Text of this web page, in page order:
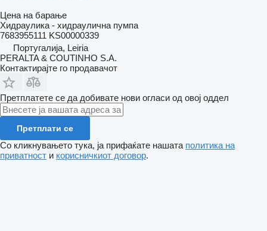
Цена на барање
Хидраулика - хидраулична пумпа
7683955111 KS00000339
Португалија, Leiria
PERALTA & COUTINHO S.A.
Контактирајте го продавачот
Претплатете се да добивате нови огласи од овој оддел
Претплати се
Со кликнувањето тука, ја прифаќате нашата политика на
приватност и корисничкиот договор.